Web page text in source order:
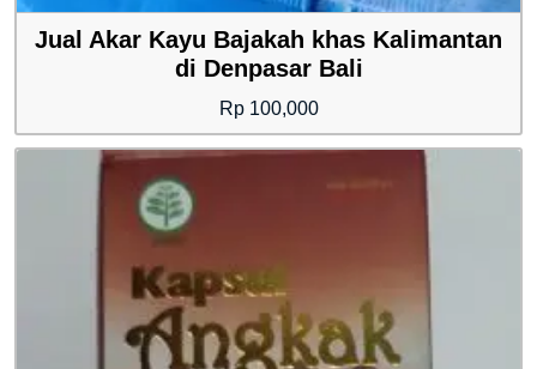
Jual Akar Kayu Bajakah khas Kalimantan
di Denpasar Bali
Rp100,000